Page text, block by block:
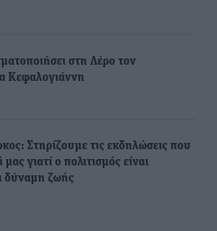
στη Λέρο τον
Κεφαλογιάννη
Στηρίζουμε τις εκδηλώσεις που
γιατί ο πολιτισμός είναι
δύναμη ζωής